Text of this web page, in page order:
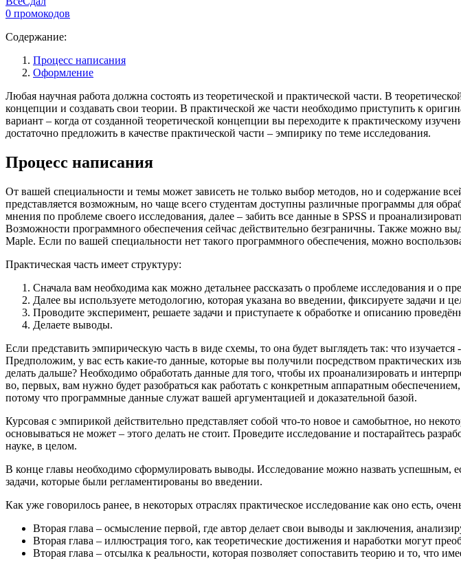
0 промокодов
Содержание:
Процесс написания
Оформление
Любая научная работа должна состоять из теоретической и практической части. В
концепции и создавать свои теории. В практической же части необходимо приступить к
вариант – когда от созданной теоретической концепции вы переходите к практическому
достаточно предложить в качестве практической части – эмпирику по теме исследования.
Процесс написания
От вашей специальности и темы может зависеть не только выбор методов, но и содержание
представляется возможным, но чаще всего студентам доступны различные программы для
мнения по проблеме своего исследования, далее – забить все данные в SPSS и
Возможности программного обеспечения сейчас действительно безграничны. Также можно
Maple. Если по вашей специальности нет такого программного обеспечения, можно
Практическая часть имеет структуру:
Сначала вам необходима как можно детальнее рассказать о проблеме исследования и о
Далее вы используете методологию, которая указана во введении, фиксируете задачи и
Проводите эксперимент, решаете задачи и приступаете к обработке и описанию
Делаете выводы.
Если представить эмпирическую часть в виде схемы, то она будет выглядеть так: что изучается
Предположим, у вас есть какие-то данные, которые вы получили посредством практических
делать дальше? Необходимо обработать данные для того, чтобы их проанализировать и
во, первых, вам нужно будет разобраться как работать с конкретным аппаратным
потому что программные данные служат вашей аргументацией и доказательной базой.
Курсовая с эмпирикой действительно представляет собой что-то новое и самобытное, но
основываться не может – этого делать не стоит. Проведите исследование и постарайтесь
науке, в целом.
В конце главы необходимо сформулировать выводы. Исследование можно назвать успешным,
задачи, которые были регламентированы во введении.
Как уже говорилось ранее, в некоторых отраслях практическое исследование как оно есть,
Вторая глава – осмысление первой, где автор делает свои выводы и заключения,
Вторая глава – иллюстрация того, как теоретические достижения и наработки могут
Вторая глава – отсылка к реальности, которая позволяет сопоставить теорию и то, что